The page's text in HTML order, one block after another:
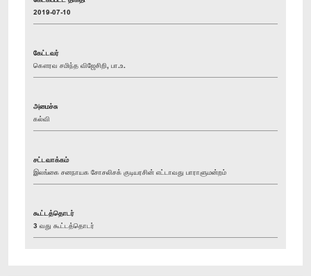
2019-07-10
கேட்டவர்
கௌரவ சமிந்த விஜேசிறி, பா.உ.
அமைச்சு
கல்வி
சட்டவாக்கம்
இலங்கை சனநாயக சோசலிசக் குடியரசின் எட்டாவது பாராளுமன்றம்
கூட்டத்தொடர்
3 வது கூட்டத்தொடர்